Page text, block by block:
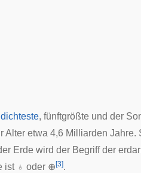
dichteste, fünftgrößte und der
Alter etwa 4,6 Milliarden
Erde wird der Begriff der
ist ♁ oder ⊕ [3].